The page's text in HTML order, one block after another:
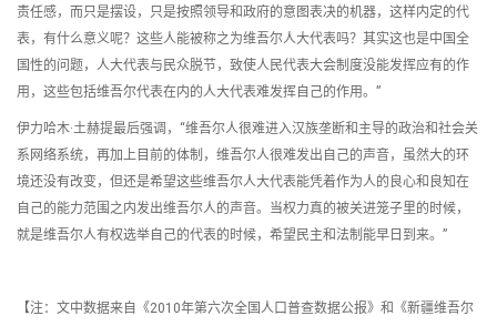
责任感，而只是摆设，只是按照领导和政府的意图表决的机器，这样内定的代
表，有什么意义呢？这些人能被称之为维吾尔人大代表吗？其实这也是中国全
国性的问题，人大代表与民众脱节，致使人民代表大会制度没能发挥应有的作
用，这些包括维吾尔代表在内的人大代表难发挥自己的作用。”
伊力哈木·土赫提最后强调，“维吾尔人很难进入汉族垄断和主导的政治和社会关
系网络系统，再加上目前的体制，维吾尔人很难发出自己的声音，虽然大的环
境还没有改变，但还是希望这些维吾尔人大代表能凭着作为人的良心和良知在
自己的能力范围之内发出维吾尔人的声音。当权力真的被关进笼子里的时候，
就是维吾尔人有权选举自己的代表的时候，希望民主和法制能早日到来。”
【注：文中数据来自《2010年第六次全国人口普查数据公报》和《新疆维吾尔